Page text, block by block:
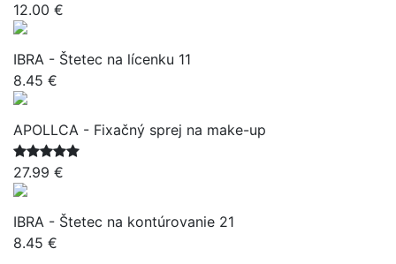
12.00 €
IBRA - Štetec na lícenku 11
8.45 €
APOLLCA - Fixačný sprej na make-up
27.99 €
IBRA - Štetec na kontúrovanie 21
8.45 €